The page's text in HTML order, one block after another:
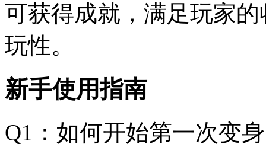
可获得成就，满足玩家
玩性。
新手使用指南
Q1：如何开始第一次变